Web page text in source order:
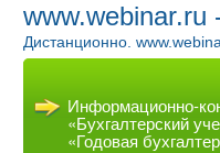
Дистанционно.
Информационно-
«Бухгалтерский
«Годовая